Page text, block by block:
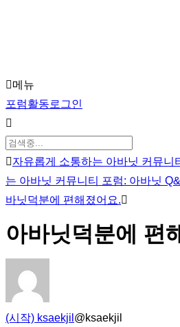
content
메뉴
포
럼
탐
색
포럼활동로그인
포
럼
이
경
로
현
재
자유롭게 소통하는 아바닛 커뮤니
는 아바닛 커뮤니티 포럼: 아바닛
바닛덕분에 편해졌어요.
아바닛덕분에 편
(시작) ksaekjil @ksaekjil